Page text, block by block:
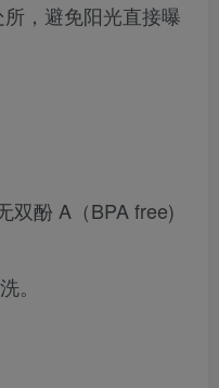
，避免阳光直接曝
双酚 A（BPA free)
。